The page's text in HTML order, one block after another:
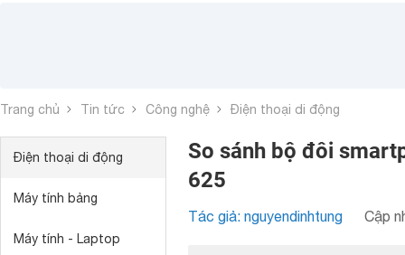
Trang chủ Tin tức Công nghệ Điện thoại di động
Điện thoại di động
Máy tính bảng
Máy tính - Laptop
So sánh bộ đôi
625
Tác giả: nguyendinhtung Cập